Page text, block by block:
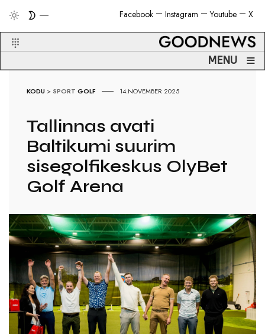
X
Youtube
Instagram
Facebook
MENU ≡
KODU > SPORT GOLF 14.NOVEMBER 2025
Tallinnas avati
Baltikumi suurim
sisegolfikeskus OlyBet
Golf Arena